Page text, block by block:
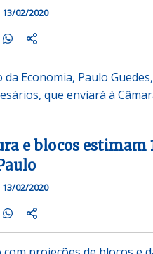
13/02/2020
da Economia, Paulo
que enviará à
e blocos estimam
13/02/2020